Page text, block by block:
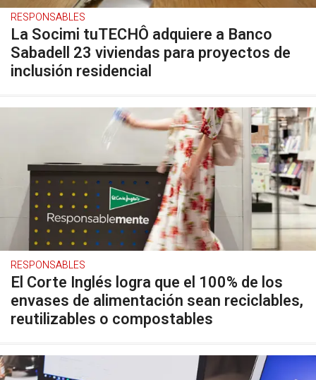
RESPONSABLES
La Socimi tuTECHÔ adquiere a Banco
Sabadell 23 viviendas para proyectos de
inclusión residencial
RESPONSABLES
El Corte Inglés logra que el 100% de los
envases de alimentación sean reciclables,
reutilizables o compostables